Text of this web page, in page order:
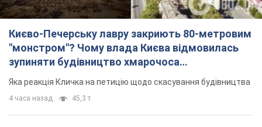
Києво-Печерську лавру закриють 80-метровим
"монстром"? Чому влада Києва відмовилась
зупиняти будівництво хмарочоса
"московського вірянина"
Яка реакція Кличка на петицію щодо скасування будівництва
4 часа назад 45,3 т.